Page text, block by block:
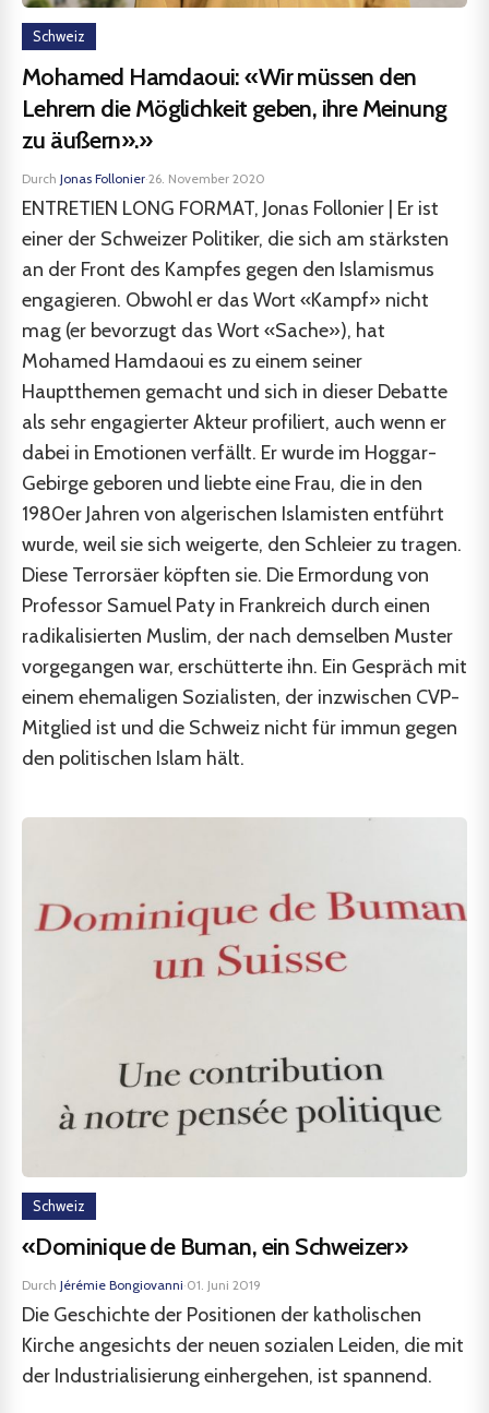
Schweiz
Mohamed Hamdaoui: «Wir müssen den
Lehrern die Möglichkeit geben, ihre Meinung
zu äußern».»
Durch Jonas Follonier·26. November 2020
ENTRETIEN LONG FORMAT, Jonas Follonier | Er ist
einer der Schweizer Politiker, die sich am stärksten
an der Front des Kampfes gegen den Islamismus
engagieren. Obwohl er das Wort «Kampf» nicht
mag (er bevorzugt das Wort «Sache»), hat
Mohamed Hamdaoui es zu einem seiner
Hauptthemen gemacht und sich in dieser Debatte
als sehr engagierter Akteur profiliert, auch wenn er
dabei in Emotionen verfällt. Er wurde im Hoggar-
Gebirge geboren und liebte eine Frau, die in den
1980er Jahren von algerischen Islamisten entführt
wurde, weil sie sich weigerte, den Schleier zu tragen.
Diese Terrorsäer köpften sie. Die Ermordung von
Professor Samuel Paty in Frankreich durch einen
radikalisierten Muslim, der nach demselben Muster
vorgegangen war, erschütterte ihn. Ein Gespräch mit
einem ehemaligen Sozialisten, der inzwischen CVP-
Mitglied ist und die Schweiz nicht für immun gegen
den politischen Islam hält.
Schweiz
«Dominique de Buman, ein Schweizer»
Durch Jérémie Bongiovanni·01. Juni 2019
Die Geschichte der Positionen der katholischen
Kirche angesichts der neuen sozialen Leiden, die mit
der Industrialisierung einhergehen, ist spannend.